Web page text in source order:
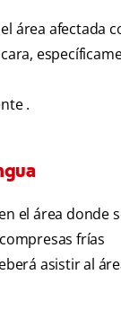
área afectada
.
el área donde
frías
asistir al